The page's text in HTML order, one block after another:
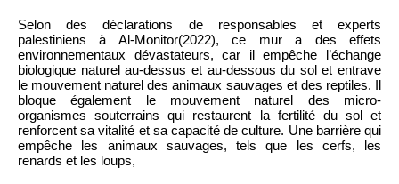
Selon des déclarations de responsables et experts
palestiniens à Al-Monitor(2022), ce mur a des effets
environnementaux dévastateurs, car il empêche l’échange
biologique naturel au-dessus et au-dessous du sol et entrave
le mouvement naturel des animaux sauvages et des reptiles. Il
bloque également le mouvement naturel des micro-
organismes souterrains qui restaurent la fertilité du sol et
renforcent sa vitalité et sa capacité de culture. Une barrière qui
empêche les animaux sauvages, tels que les cerfs, les
renards et les loups,